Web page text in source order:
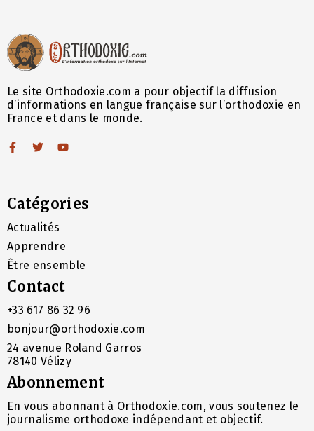
Le site Orthodoxie.com a pour objectif la diffusion
d’informations en langue française sur l’orthodoxie en
France et dans le monde.
Catégories
Actualités
Apprendre
Être ensemble
Contact
+33 617 86 32 96
bonjour@orthodoxie.com
24 avenue Roland Garros
78140 Vélizy
Abonnement
En vous abonnant à Orthodoxie.com, vous soutenez le
journalisme orthodoxe indépendant et objectif.